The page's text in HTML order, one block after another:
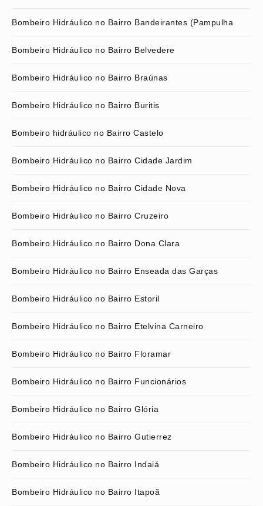
Bombeiro Hidráulico no Bairro Bandeirantes (Pampulha
Bombeiro Hidráulico no Bairro Belvedere
Bombeiro Hidráulico no Bairro Braúnas
Bombeiro Hidráulico no Bairro Buritis
Bombeiro hidráulico no Bairro Castelo
Bombeiro Hidráulico no Bairro Cidade Jardim
Bombeiro Hidráulico no Bairro Cidade Nova
Bombeiro Hidráulico no Bairro Cruzeiro
Bombeiro Hidráulico no Bairro Dona Clara
Bombeiro Hidráulico no Bairro Enseada das Garças
Bombeiro Hidráulico no Bairro Estoril
Bombeiro Hidráulico no Bairro Etelvina Carneiro
Bombeiro Hidráulico no Bairro Floramar
Bombeiro Hidráulico no Bairro Funcionários
Bombeiro Hidráulico no Bairro Glória
Bombeiro Hidráulico no Bairro Gutierrez
Bombeiro Hidráulico no Bairro Indaiá
Bombeiro Hidráulico no Bairro Itapoã